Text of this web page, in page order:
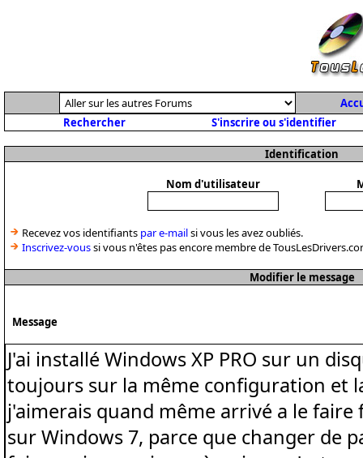
Rechercher
S'inscrire ou s'identifier
Identification
Nom d'utilisateur
Recevez vos identifiants par e-mailsi vous les avez oubliés.
Inscrivez-voussi vous n'êtes pas encore membre de
Modifier le message
Message